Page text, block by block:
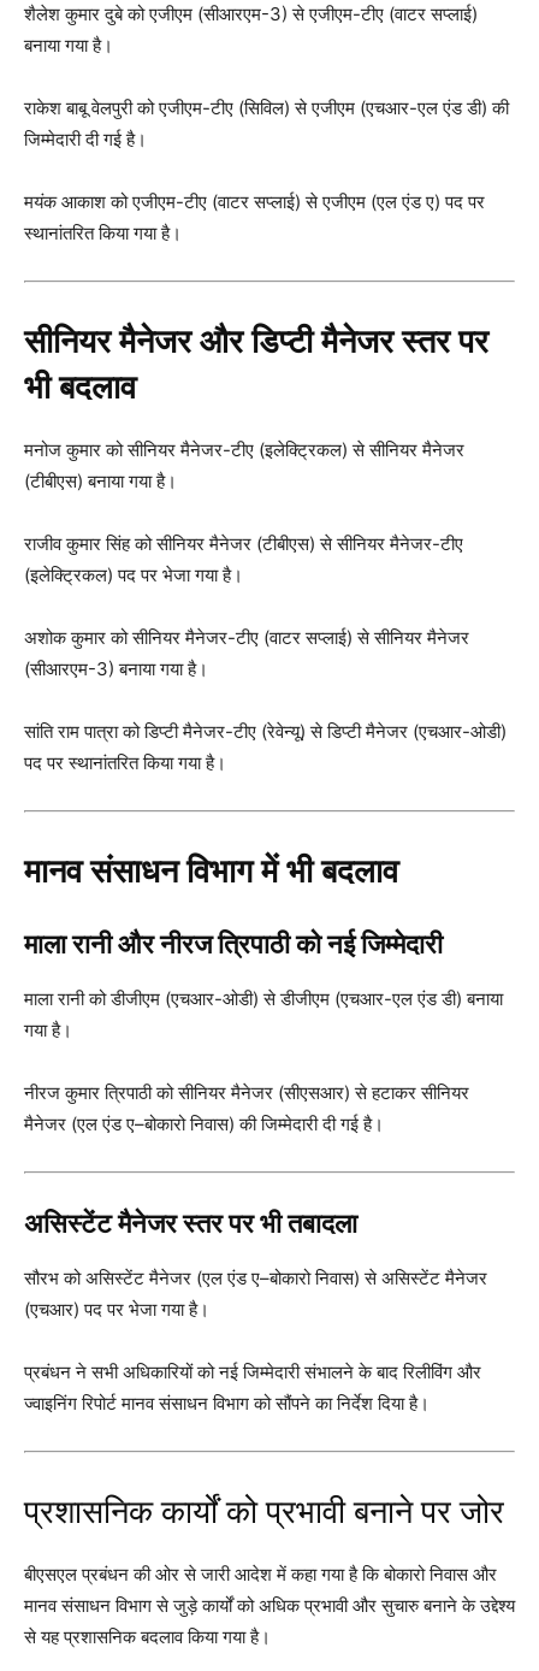
शैलेश कुमार दुबे को एजीएम (सीआरएम-3) से एजीएम-टीए (वाटर सप्लाई)
बनाया गया है।
राकेश बाबू वेलपुरी को एजीएम-टीए (सिविल) से एजीएम (एचआर-एल एंड डी) की
जिम्मेदारी दी गई है।
मयंक आकाश को एजीएम-टीए (वाटर सप्लाई) से एजीएम (एल एंड ए) पद पर
स्थानांतरित किया गया है।
सीनियर मैनेजर और डिप्टी मैनेजर स्तर पर
भी बदलाव
मनोज कुमार को सीनियर मैनेजर-टीए (इलेक्ट्रिकल) से सीनियर मैनेजर
(टीबीएस) बनाया गया है।
राजीव कुमार सिंह को सीनियर मैनेजर (टीबीएस) से सीनियर मैनेजर-टीए
(इलेक्ट्रिकल) पद पर भेजा गया है।
अशोक कुमार को सीनियर मैनेजर-टीए (वाटर सप्लाई) से सीनियर मैनेजर
(सीआरएम-3) बनाया गया है।
सांति राम पात्रा को डिप्टी मैनेजर-टीए (रेवेन्यू) से डिप्टी मैनेजर (एचआर-ओडी)
पद पर स्थानांतरित किया गया है।
मानव संसाधन विभाग में भी बदलाव
माला रानी और नीरज त्रिपाठी को नई जिम्मेदारी
माला रानी को डीजीएम (एचआर-ओडी) से डीजीएम (एचआर-एल एंड डी) बनाया
गया है।
नीरज कुमार त्रिपाठी को सीनियर मैनेजर (सीएसआर) से हटाकर सीनियर
मैनेजर (एल एंड ए–बोकारो निवास) की जिम्मेदारी दी गई है।
असिस्टेंट मैनेजर स्तर पर भी तबादला
सौरभ को असिस्टेंट मैनेजर (एल एंड ए–बोकारो निवास) से असिस्टेंट मैनेजर
(एचआर) पद पर भेजा गया है।
प्रबंधन ने सभी अधिकारियों को नई जिम्मेदारी संभालने के बाद रिलीविंग और
ज्वाइनिंग रिपोर्ट मानव संसाधन विभाग को सौंपने का निर्देश दिया है।
प्रशासनिक कार्यों को प्रभावी बनाने पर जोर
बीएसएल प्रबंधन की ओर से जारी आदेश में कहा गया है कि बोकारो निवास और
मानव संसाधन विभाग से जुड़े कार्यों को अधिक प्रभावी और सुचारु बनाने के उद्देश्य
से यह प्रशासनिक बदलाव किया गया है।